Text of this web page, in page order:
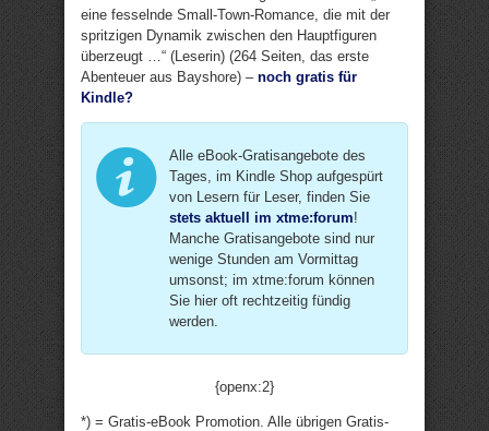
eine fesselnde Small-Town-Romance, die mit der
spritzigen Dynamik zwischen den Hauptfiguren
überzeugt …“ (Leserin) (264 Seiten, das erste
Abenteuer aus Bayshore) – noch gratis für
Kindle?
Alle eBook-Gratisangebote des
Tages, im Kindle Shop aufgespürt
von Lesern für Leser, finden Sie
stets aktuell im xtme:forum!
Manche Gratisangebote sind nur
wenige Stunden am Vormittag
umsonst; im xtme:forum können
Sie hier oft rechtzeitig fündig
werden.
{openx:2}
*) = Gratis-eBook Promotion. Alle übrigen Gratis-